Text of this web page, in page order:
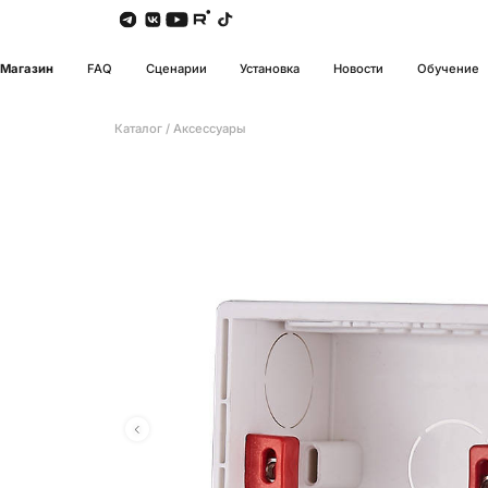
Магазин FAQ Сценарии Установка Новости Обучение
Каталог / Аксессуары